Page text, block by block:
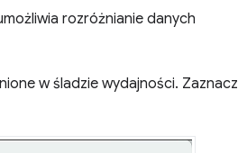
rozróżnianie danych
w śladzie wydajności. Zaznacz